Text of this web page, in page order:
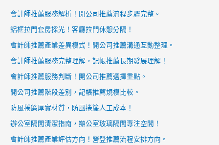
會計師推薦服務解析！開公司推薦流程步驟完整。
鋁框拉門套房採光！客廳拉門休憩分隔！
會計師推薦產業差異模式！開公司推薦溝通互動整理。
會計師推薦服務完整理解，記帳推薦長期發展理解！
會計師推薦服務判斷！開公司推薦選擇重點。
開公司推薦階段差別，記帳推薦規模比較。
防風捲簾厚實材質，防風捲簾人工成本！
辦公室隔間清潔指南，辦公室玻璃隔間專注空間！
會計師推薦產業評估方向！營登推薦流程安排方向。